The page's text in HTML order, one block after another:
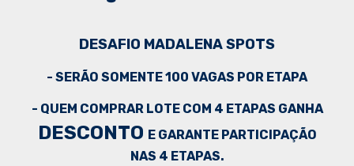
DESAFIO MADALENA SPOTS
- SERÃO SOMENTE 100 VAGAS POR ETAPA
- QUEM COMPRAR LOTE COM 4 ETAPAS GANHA
DESCONTO E GARANTE PARTICIPAÇÃO
NAS 4 ETAPAS.